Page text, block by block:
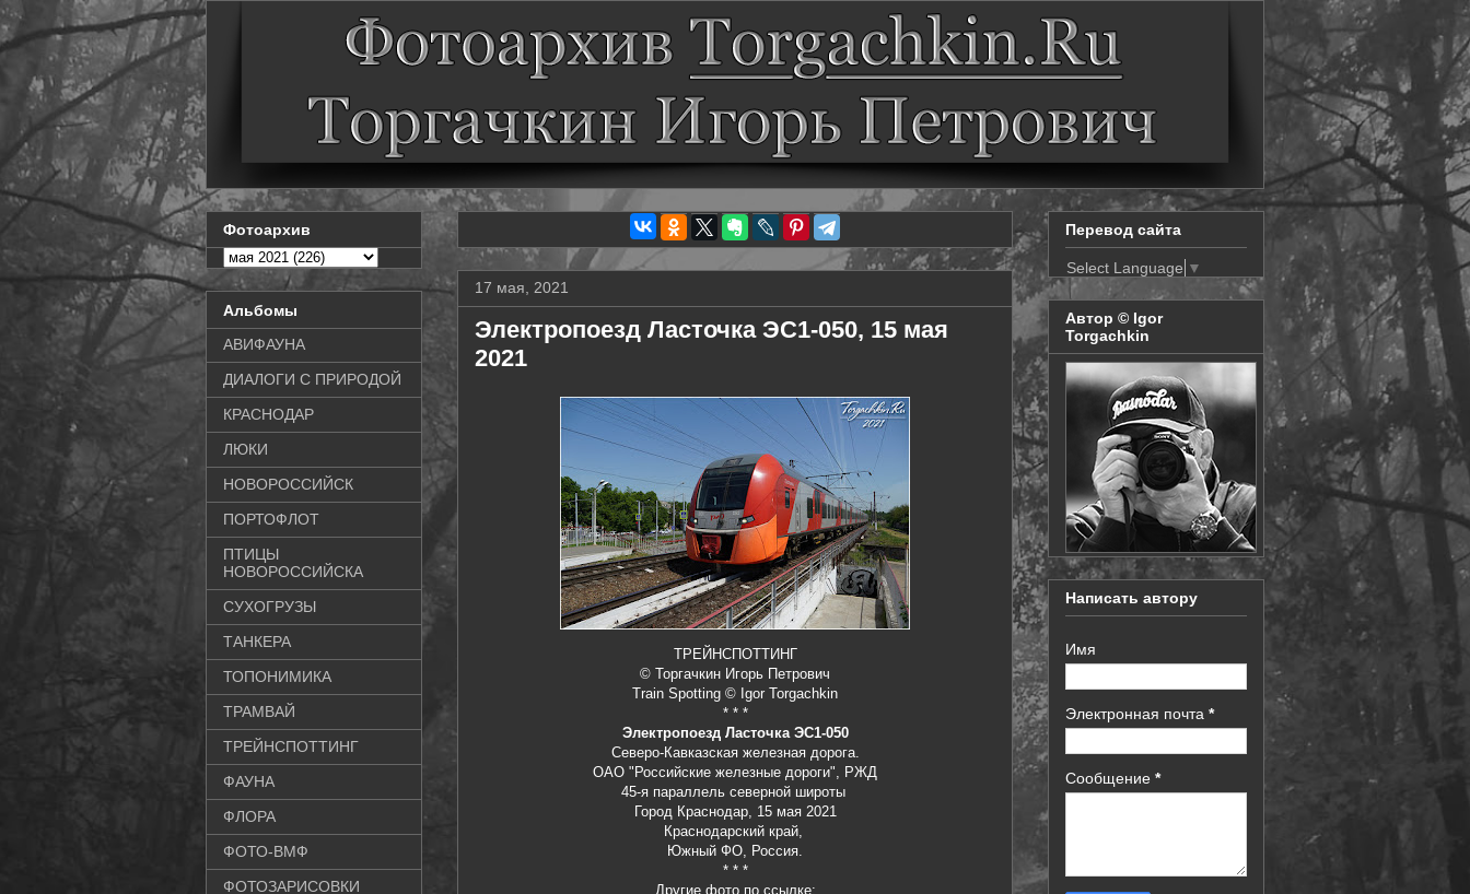
17 мая, 2021
Электропоезд Ласточка ЭС1-050, 15 мая
2021
ТРЕЙНСПОТТИНГ
© Торгачкин Игорь Петрович
Train Spotting © Igor Torgachkin
* * *
Электропоезд Ласточка ЭС1-050
Северо-Кавказская железная дорога.
ОАО "Российские железные дороги", РЖД
45-я параллель северной широты
Город Краснодар, 15 мая 2021
Краснодарский край,
Южный ФО, Россия.
* * *
Другие фото по ссылке:
Фотоархив
Альбомы
АВИФАУНА
ДИАЛОГИ С ПРИРОДОЙ
КРАСНОДАР
ЛЮКИ
НОВОРОССИЙСК
ПОРТОФЛОТ
ПТИЦЫ
НОВОРОССИЙСКА
СУХОГРУЗЫ
ТАНКЕРА
ТОПОНИМИКА
ТРАМВАЙ
ТРЕЙНСПОТТИНГ
ФАУНА
ФЛОРА
ФОТО-ВМФ
ФОТОЗАРИСОВКИ
Перевод сайта
Select Language ▼
Автор © Igor
Torgachkin
Написать автору
Имя
Электронная почта *
Сообщение *